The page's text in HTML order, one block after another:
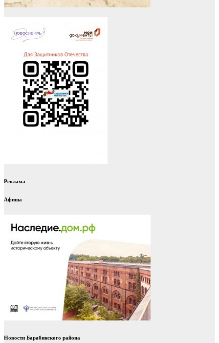
Реклама
Афиша
Новости Барабинского района